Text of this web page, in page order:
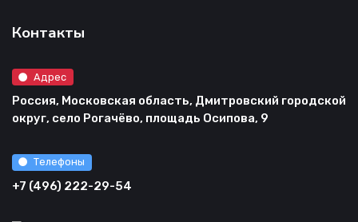
Контакты
Адрес
Россия, Московская область, Дмитровский городской
округ, село Рогачёво, площадь Осипова, 9
Телефоны
+7 (496) 222-29-54